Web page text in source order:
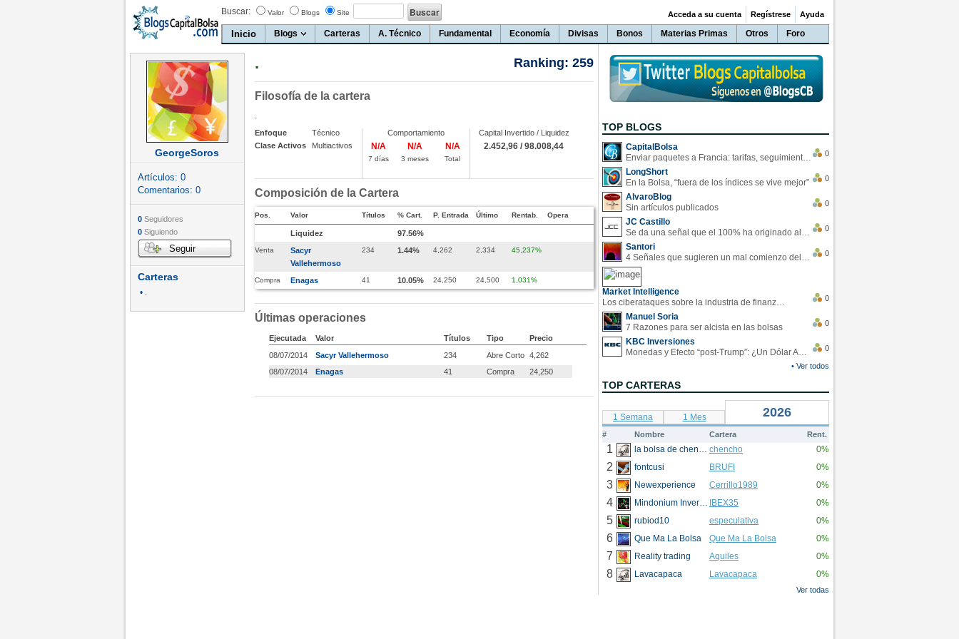
Buscar: Valor Blogs Site
Inicio Blogs Carteras A. Técnico Fundamental Economía Divisas Bonos Materias Primas Otros Foro
Acceda a su cuenta Regístrese Ayuda
GeorgeSoros
Artículos: 0
Comentarios: 0
0 Seguidores
0 Siguiendo
Seguir
Carteras
• .
. Ranking: 259
Filosofía de la cartera
.
Enfoque
Técnico
Clase Activos
Multiactivos
Comportamiento
N/A
7 días
N/A
3 meses
N/A
Total
Capital Invertido / Liquidez
2.452,96 / 98.008,44
Composición de la Cartera
Pos. Valor Títulos % Cart. P. Entrada Último Rentab. Opera
Liquidez 97.56%
Venta
Sacyr
Vallehermoso
234 1.44% 4,262 2,334 45,237%
Compra Enagas 41 10.05% 24,250 24,500 1,031%
Últimas operaciones
Ejecutada Valor Títulos Tipo
Precio
08/07/2014
Sacyr Vallehermoso 234 Abre Corto 4,262
08/07/2014
Enagas 41 Compra 24,250
TOP BLOGS
CapitalBolsa
Enviar paquetes a Francia: tarifas, seguimiento y ventajas destacadas
0
LongShort
En la Bolsa, “fuera de los índices se vive mejor”
0
AlvaroBlog
Sin artículos publicados
0
JC Castillo
Se da una señal que el 100% ha originado alzas en las bolsas
0
Santori
4 Señales que sugieren un mal comienzo del 3T de la economía EEUU
0
Market Intelligence
Los ciberataques sobre la industria de finanzas se han duplicado este año
0
Manuel Soria
7 Razones para ser alcista en las bolsas
0
KBC Inversiones
Monedas y Efecto “post-Trump”: ¿Un Dólar Americano operando en rangos?
0
• Ver todos
TOP CARTERAS
1 Semana 1 Mes 2026
# Nombre Cartera Rent.
1 la bolsa de chencho chencho 0%
2 fontcusi BRUFI 0%
3 Newexperience Cerrillo1989 0%
4 Mindonium Inversions IBEX35 0%
5 rubiod10 especulativa 0%
6 Que Ma La Bolsa Que Ma La Bolsa 0%
7 Reality trading Aquiles 0%
8 Lavacapaca Lavacapaca 0%
Ver todas